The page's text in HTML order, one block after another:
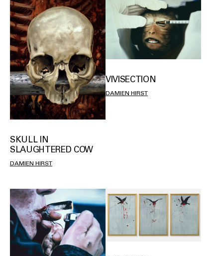
SKULL IN
SLAUGHTERED COW
DAMIEN HIRST
VIVISECTION
DAMIEN HIRST